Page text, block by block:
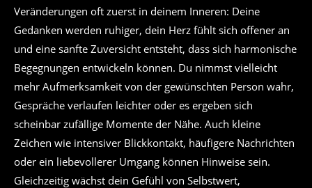
Veränderungen oft zuerst in deinem Inneren: Deine
Gedanken werden ruhiger, dein Herz fühlt sich offener an
und eine sanfte Zuversicht entsteht, dass sich harmonische
Begegnungen entwickeln können. Du nimmst vielleicht
mehr Aufmerksamkeit von der gewünschten Person wahr,
Gespräche verlaufen leichter oder es ergeben sich
scheinbar zufällige Momente der Nähe. Auch kleine
Zeichen wie intensiver Blickkontakt, häufigere Nachrichten
oder ein liebevollerer Umgang können Hinweise sein.
Gleichzeitig wächst dein Gefühl von Selbstwert,